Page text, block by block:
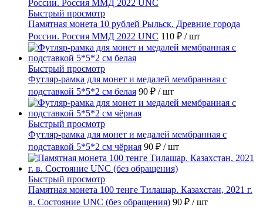
Быстрый просмотр
Памятная монета 10 рублей Рыльск. Древние города
России. Россия ММД 2022 UNC 110 ₽ / шт
Быстрый просмотр
Футляр-рамка для монет и медалей мембранная с
подставкой 5*5*2 см белая 90 ₽ / шт
Быстрый просмотр
Футляр-рамка для монет и медалей мембранная с
подставкой 5*5*2 см чёрная 90 ₽ / шт
Быстрый просмотр
Памятная монета 100 тенге Тилашар. Казахстан, 2021 г.
в. Состояние UNC (без обращения) 90 ₽ / шт